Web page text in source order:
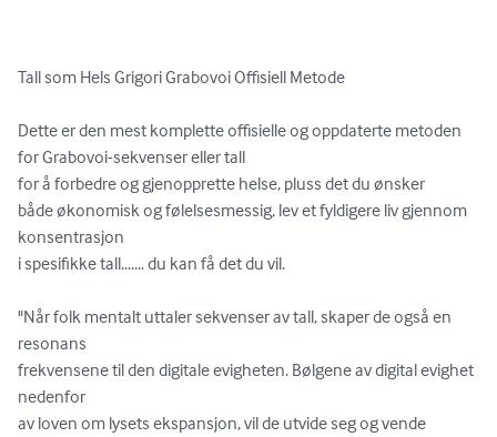
Tall som Hels Grigori Grabovoi Offisiell Metode
Dette er den mest komplette offisielle og oppdaterte metoden
for Grabovoi-sekvenser eller tall
for å forbedre og gjenopprette helse, pluss det du ønsker
både økonomisk og følelsesmessig, lev et fyldigere liv gjennom
konsentrasjon
i spesifikke tall....... du kan få det du vil.
"Når folk mentalt uttaler sekvenser av tall, skaper de også en
resonans
frekvensene til den digitale evigheten. Bølgene av digital evighet
nedenfor
av loven om lysets ekspansjon, vil de utvide seg og vende